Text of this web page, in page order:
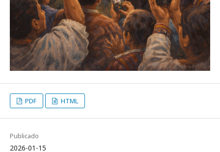
PDF HTML
Publicado
2026-01-15